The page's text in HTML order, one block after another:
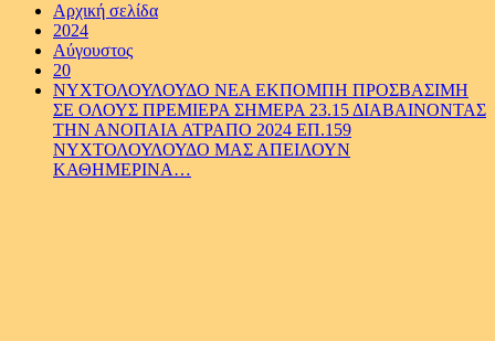
Αρχική σελίδα
2024
Αύγουστος
20
ΝΥΧΤΟΛΟΥΛΟΥΔΟ ΝΕΑ ΕΚΠΟΜΠΗ ΠΡΟΣΒΑΣΙΜΗ
ΣΕ ΟΛΟΥΣ ΠΡΕΜΙΕΡΑ ΣΗΜΕΡΑ 23.15 ΔΙΑΒΑΙΝΟΝΤΑΣ
ΤΗΝ ΑΝΟΠΑΙΑ ΑΤΡΑΠΟ 2024 ΕΠ.159
ΝΥΧΤΟΛΟΥΛΟΥΔΟ ΜΑΣ ΑΠΕΙΛΟΥΝ
ΚΑΘΗΜΕΡΙΝΑ…